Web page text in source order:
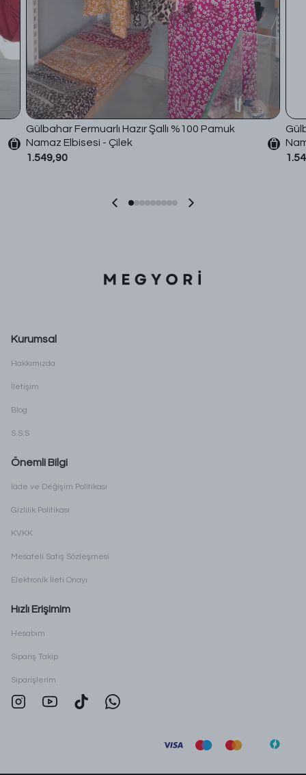
Gülbahar Fermuarlı Hazır Şallı %100 Pamuk
Namaz Elbisesi - Çilek
1.549,90
Kurumsal
Hakkımızda
İletişim
Blog
S.S.S
Önemli Bilgi
İade ve Değişim Politikası
Gizlilik Politikası
KVKK
Mesafeli Satış Sözleşmesi
Elektronik İleti Onayı
Hızlı Erişimim
Hesabım
Sipariş Takip
Siparişlerim